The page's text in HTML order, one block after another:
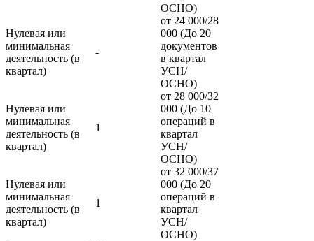
ОСНО)
Нулевая или
минимальная
деятельность (в
квартал)
-
от 24 000/28
000 (До 20
документов
в квартал
УСН/
ОСНО)
Нулевая или
минимальная
деятельность (в
квартал)
1
от 28 000/32
000 (До 10
операций в
квартал
УСН/
ОСНО)
Нулевая или
минимальная
деятельность (в
квартал)
1
от 32 000/37
000 (До 20
операций в
квартал
УСН/
ОСНО)